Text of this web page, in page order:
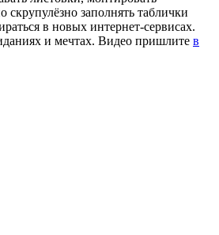
скрупулёзно заполнять таблички
в новых интернет-сервисах.
и мечтах. Видео пришлите в